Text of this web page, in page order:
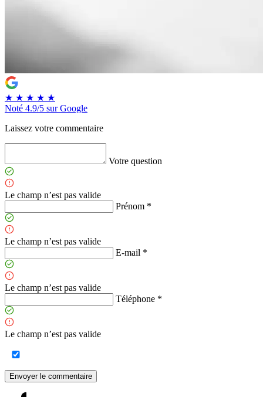
★ ★ ★ ★ ★
Noté 4.9/5 sur Google
Laissez votre commentaire
Votre question
Le champ n’est pas valide
Prénom *
Le champ n’est pas valide
E-mail *
Le champ n’est pas valide
Téléphone *
Le champ n’est pas valide
Envoyer le commentaire